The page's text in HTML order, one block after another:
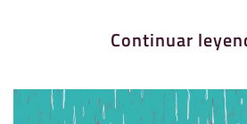
Continuar